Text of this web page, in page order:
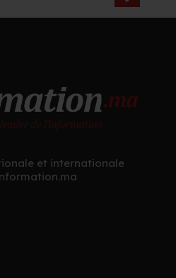
et internationale